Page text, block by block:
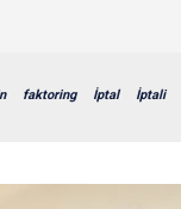
faktoring İptal İptali